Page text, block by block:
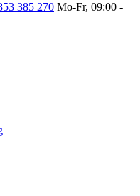
385 270 Mo-Fr, 09:00 -